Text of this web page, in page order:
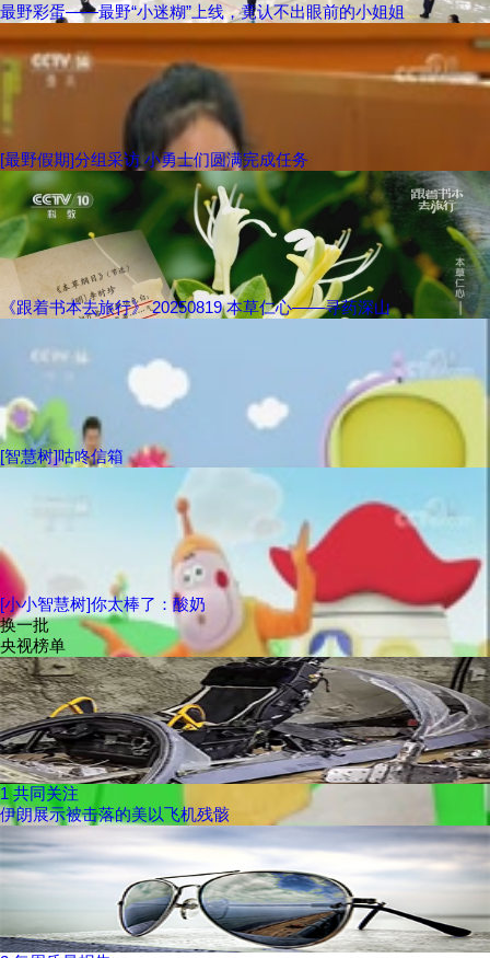
最野彩蛋——最野“小迷糊”上线，竟认不出眼前的小姐姐
[最野假期]分组采访 小勇士们圆满完成任务
《跟着书本去旅行》 20250819 本草仁心——寻药深山
[智慧树]咕咚信箱
[小小智慧树]你太棒了：酸奶
换一批
央视榜单
1 共同关注
伊朗展示被击落的美以飞机残骸